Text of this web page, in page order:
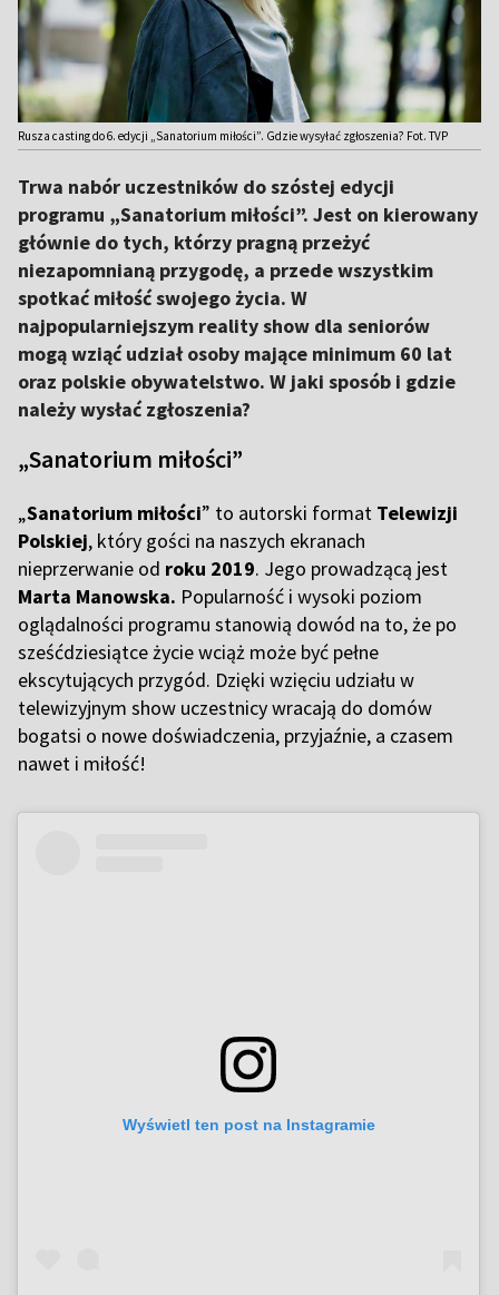
Rusza casting do 6. edycji „Sanatorium miłości”. Gdzie wysyłać zgłoszenia? Fot. TVP
Trwa nabór uczestników do szóstej edycji
programu „Sanatorium miłości”. Jest on kierowany
głównie do tych, którzy pragną przeżyć
niezapomnianą przygodę, a przede wszystkim
spotkać miłość swojego życia. W
najpopularniejszym reality show dla seniorów
mogą wziąć udział osoby mające minimum 60 lat
oraz polskie obywatelstwo. W jaki sposób i gdzie
należy wysłać zgłoszenia?
„Sanatorium miłości”
„Sanatorium miłości” to autorski format Telewizji
Polskiej, który gości na naszych ekranach
nieprzerwanie od roku 2019. Jego prowadzącą jest
Marta Manowska. Popularność i wysoki poziom
oglądalności programu stanowią dowód na to, że po
sześćdziesiątce życie wciąż może być pełne
ekscytujących przygód. Dzięki wzięciu udziału w
telewizyjnym show uczestnicy wracają do domów
bogatsi o nowe doświadczenia, przyjaźnie, a czasem
nawet i miłość!
Wyświetl ten post na Instagramie